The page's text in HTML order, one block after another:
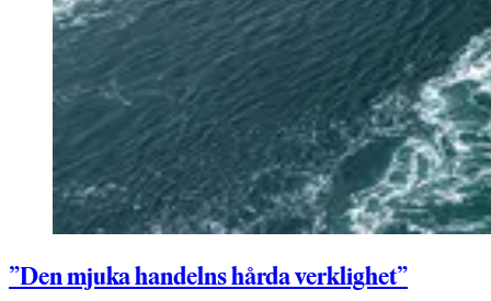
”Den mjuka handelns hårda verklighet”